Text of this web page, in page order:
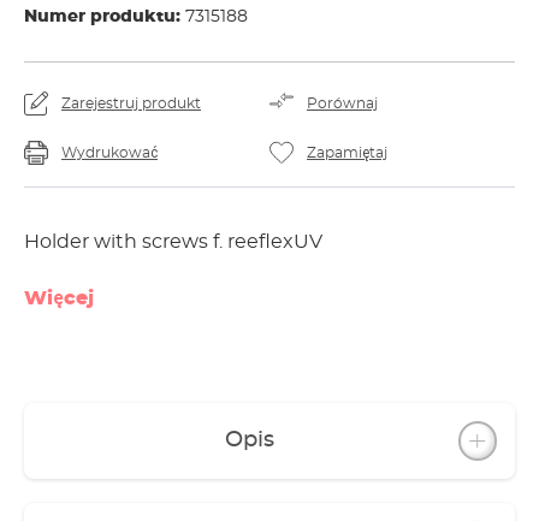
Numer produktu: 7315188
Zarejestruj produkt Porównaj
Wydrukować Zapamiętaj
Holder with screws f. reeflexUV
Więcej
Opis